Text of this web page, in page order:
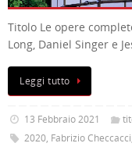
Titolo Le opere
Long, Daniel Singer e
Leggi tutto
13 Febbraio 2021
2020, Fabrizio Checcacci